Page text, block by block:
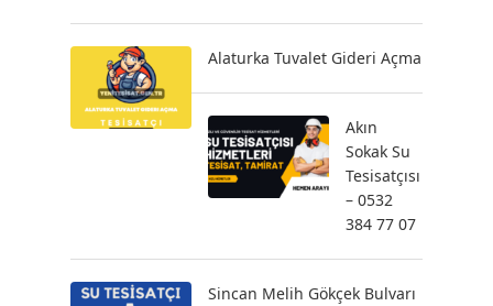
Alaturka Tuvalet Gideri Açma
Akın
Sokak Su
Tesisatçısı
– 0532
384 77 07
Sincan Melih Gökçek Bulvarı